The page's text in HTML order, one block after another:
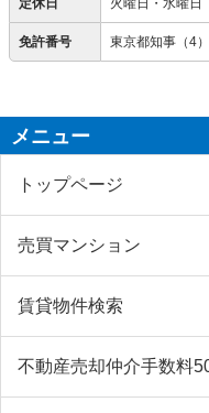
定休日 火曜日・水曜日
免許番号 東京都知事（4
メニュー
トップページ
売買マンション
賃貸物件検索
不動産売却仲介手数料